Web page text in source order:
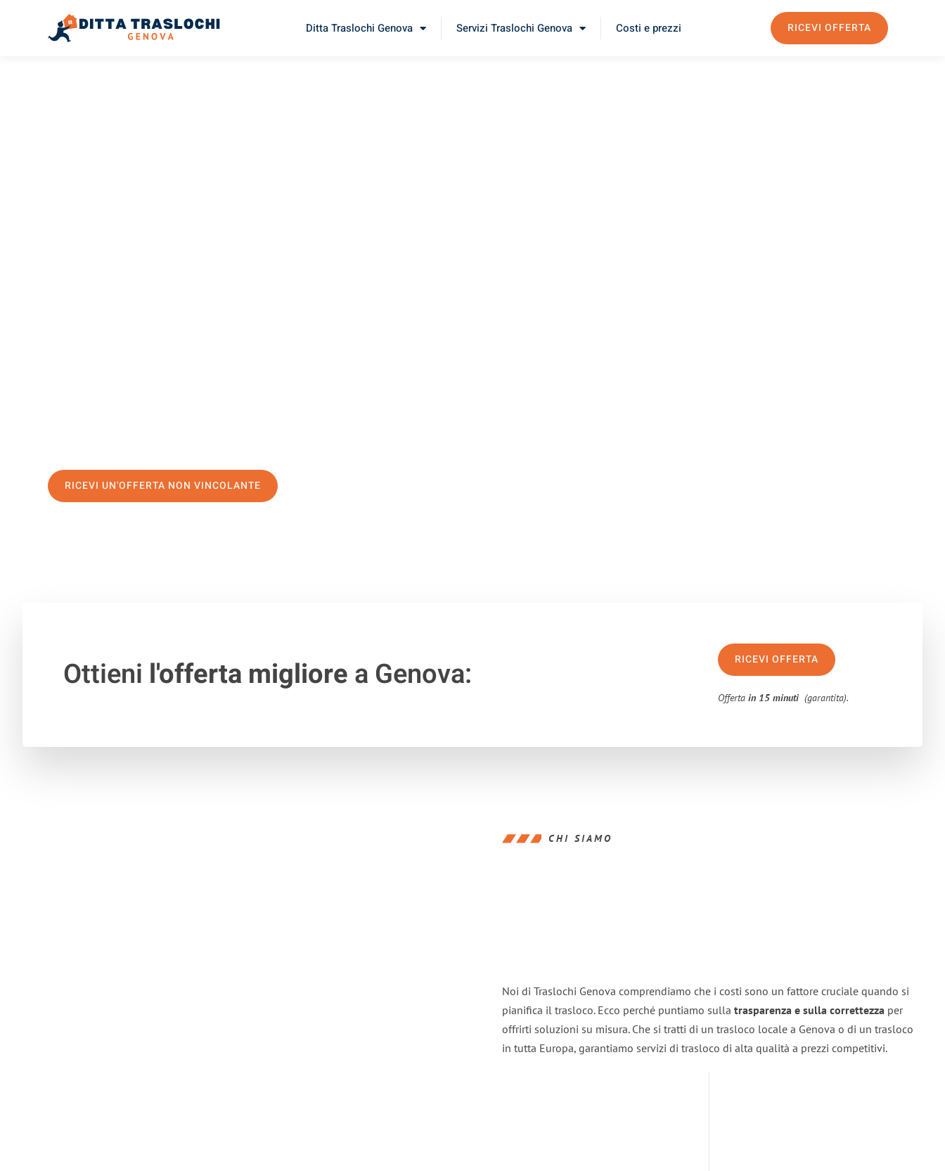
Ditta Traslochi Genova Servizi Traslochi Genova Costi e prezzi RICEVI OFFERTA
RICEVI UN'OFFERTA NON VINCOLANTE
Ottieni l'offerta migliorea Genova: RICEVI OFFERTA
Offertain 15 minuti (garantita).
CHI SIAMO
Noi di Traslochi Genova comprendiamo che i costi sono un fattore cruciale quando si
pianifica il trasloco. Ecco perché puntiamo sulla trasparenza e sulla correttezza per
offrirti soluzioni su misura. Che si tratti di un trasloco locale a Genova o di un trasloco
in tutta Europa, garantiamo servizi di trasloco di alta qualità a prezzi competitivi.